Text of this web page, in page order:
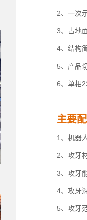
2、一次
3、占地
4、结构
5、产品
6、单相
主要
1、机器
2、攻牙
3、攻牙
4、攻牙
5、攻牙